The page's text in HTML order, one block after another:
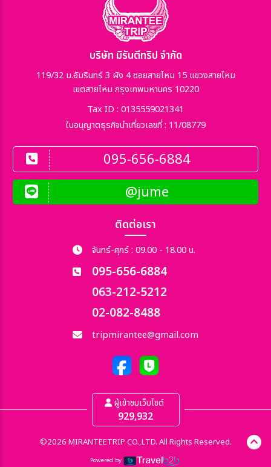
บริษัท มิรันตีทริป จำกัด
119/32 ม.อัมรินทร์ 3 ผัง 4 ซอยสายไหม 15 แขวงสายไหม
เขตสายไหม กรุงเทพมหานคร 10220
Tax ID : 0135559021341
ใบอนุญาตธุรกิจนำเที่ยวเลขที่ : 11/08779
095-656-6884
@jume
ติดต่อเรา
จันทร์-ศุกร์ : 09.00 - 18.00 น.
095-656-6884
063-212-5212
02-082-8488
tripmirantee@gmail.com
ผู้เข้าชมเว็บไซต์
929,932
©2026 MIRANTEETRIP CO.,LTD. All Rights Reserved.
Powered by